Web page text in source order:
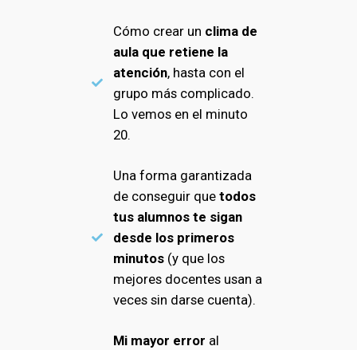
Cómo crear un clima de
aula que retiene la
atención, hasta con el
grupo más complicado.
Lo vemos en el minuto
20.
Una forma garantizada
de conseguir quetodos
tus alumnos te sigan
desde los primeros
minutos (y que los
mejores docentes usan a
veces sin darse cuenta).
Mi mayor error al